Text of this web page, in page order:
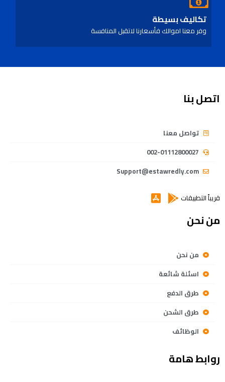
تكاليف بسيطة
وفر معنا اموالك فأسعارنا لاتقبل المنافسة
اتصل بنا
تواصل معنا
002-01112800027
Support@estawredly.com
قريباً التطبيقات
من نحن
من نحن
اسئلة شائعة
طرق الدفع
طرق الشحن
الوظائف
روابط هامة